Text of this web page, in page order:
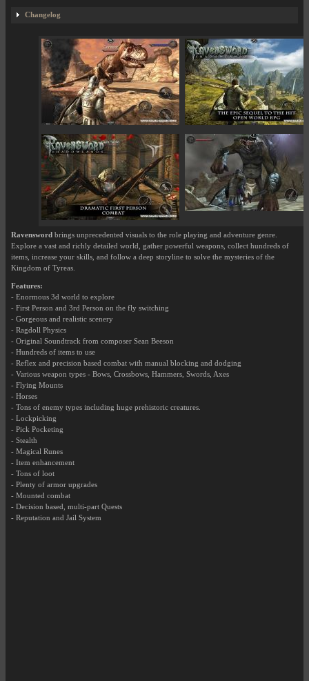
Changelog
Ravensword brings unprecedented visuals to the role playing and adventure genre.
Explore a vast and richly detailed world, gather powerful weapons, collect hundreds of
items, increase your skills, and follow a deep storyline to solve the mysteries of the
Kingdom of Tyreas.
Features:
- Enormous 3d world to explore
- First Person and 3rd Person on the fly switching
- Gorgeous and realistic scenery
- Ragdoll Physics
- Original Soundtrack from composer Sean Beeson
- Hundreds of items to use
- Reflex and precision based combat with manual blocking and dodging
- Various weapon types - Bows, Crossbows, Hammers, Swords, Axes
- Flying Mounts
- Horses
- Tons of enemy types including huge prehistoric creatures.
- Lockpicking
- Pick Pocketing
- Stealth
- Magical Runes
- Item enhancement
- Tons of loot
- Plenty of armor upgrades
- Mounted combat
- Decision based, multi-part Quests
- Reputation and Jail System